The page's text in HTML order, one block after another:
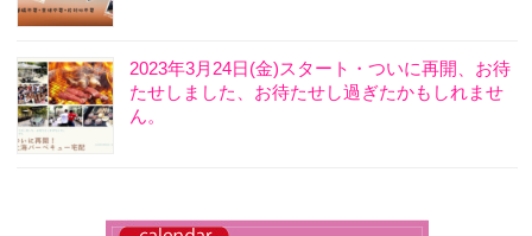
2023年3月24日(金)スタート・ついに再開、お待
たせしました、お待たせし過ぎたかもしれませ
ん。